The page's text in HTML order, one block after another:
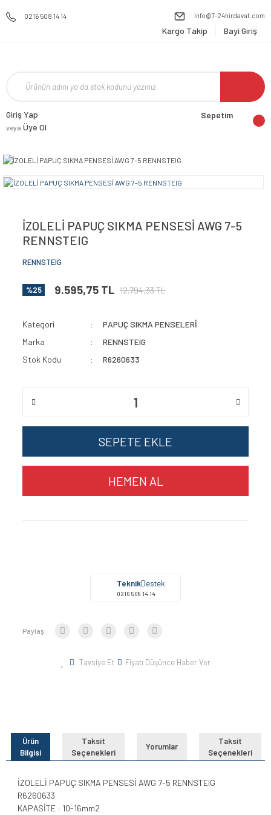
0216 508 14 14 info@7-24hirdavat.com
Kargo Takip Bayi Giriş
Giriş Yap
veya Üye Ol
Sepetim
İZOLELİ PAPUÇ SIKMA PENSESİ AWG 7-5
RENNSTEIG
RENNSTEIG
%25 9.595,75 TL 12.794,33 TL
Kategori
PAPUÇ SIKMA PENSELERİ
Marka
RENNSTEIG
Stok Kodu
R6260633
SEPETE EKLE
HEMEN AL
TeknikDestek
0216 508 14 14
Paylaş:
Tavsiye Et Fiyatı Düşünce Haber Ver
Ürün
Bilgisi
Taksit
Seçenekleri
Yorumlar
Taksit
Seçenekleri
İZOLELİ PAPUÇ SIKMA PENSESİ AWG 7-5 RENNSTEIG
R6260633
KAPASİTE : 10-16mm2